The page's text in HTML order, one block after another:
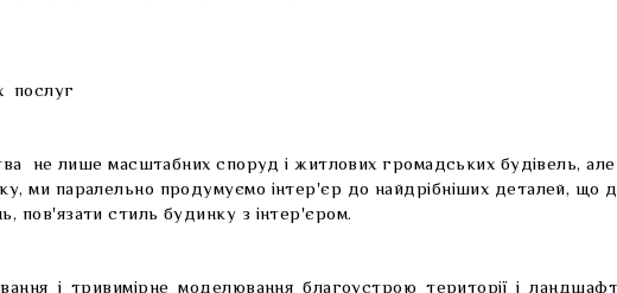
послуг
не лише масштабних споруд і житлових громадських будівель, але
ми паралельно продумуємо інтер'єр до найдрібніших деталей, що
пов'язати стиль будинку з інтер'єром.